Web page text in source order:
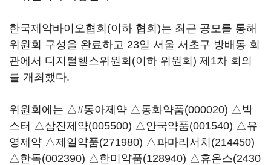
한국제약바이오협회(이하 협회)는 최근 공모를 통해
위원회 구성을 완료하고 23일 서울 서초구 방배동 회
관에서 디지털헬스위원회(이하 위원회) 제1차 회의
를 개최했다.
위원회에는 △#동아제약 △동화약품(000020) △박
스터 △삼진제약(005500) △안국약품(001540) △유
영제약 △제일약품(271980) △파마리서치(214450)
△한독(002390) △한미약품(128940) △휴온스(2430